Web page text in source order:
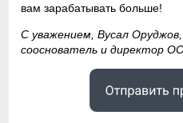
вам зарабатывать больше!
С уважением, Вусал Оруджов,
сооснователь и